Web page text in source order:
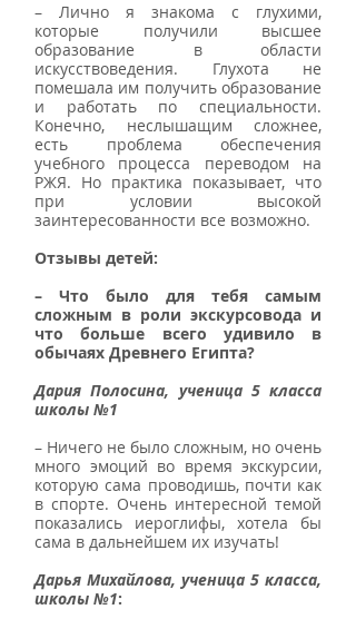
– Лично я знакома с глухими,
которые получили высшее
образование в области
искусствоведения. Глухота не
помешала им получить образование
и работать по специальности.
Конечно, неслышащим сложнее,
есть проблема обеспечения
учебного процесса переводом на
РЖЯ. Но практика показывает, что
при условии высокой
заинтересованности все возможно.
Отзывы детей:
– Что было для тебя самым
сложным в роли экскурсовода и
что больше всего удивило в
обычаях Древнего Египта?
Дария Полосина, ученица 5 класса
школы №1
– Ничего не было сложным, но очень
много эмоций во время экскурсии,
которую сама проводишь, почти как
в спорте. Очень интересной темой
показались иероглифы, хотела бы
сама в дальнейшем их изучать!
Дарья Михайлова, ученица 5 класса,
школы №1: